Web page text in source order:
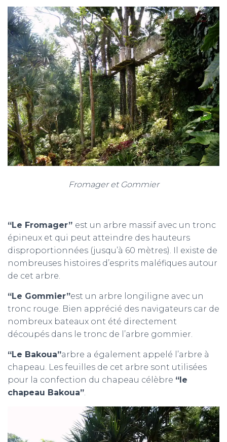
Fromager et Gommier
“Le Fromager” est un arbre massif avec un tronc
épineux et qui peut atteindre des hauteurs
disproportionnées (jusqu’à 60 mètres). Il existe de
nombreuses histoires d’esprits maléfiques autour
de cet arbre.
“Le Gommier”est un arbre longiligne avec un
tronc rouge. Bien apprécié des navigateurs car de
nombreux bateaux ont été directement
découpés dans le tronc de l’arbre gommier.
“Le Bakoua”arbre a également appelé l’arbre à
chapeau. Les feuilles de cet arbre sont utilisées
pour la confection du chapeau célèbre “le
chapeau Bakoua”